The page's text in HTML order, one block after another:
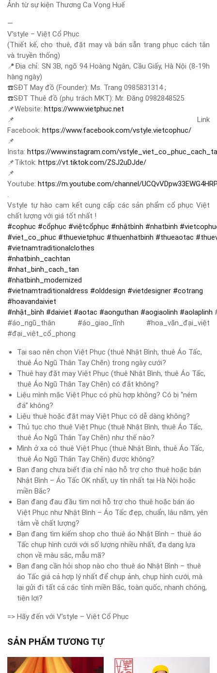
Ảnh từ sự kiện Thương Ca Vọng Huế
—
V’style – Việt Cổ Phục
(Thiết kế, cho thuê, đặt may và bán sẵn trang phục cách tân
và truyền thống)
📍 Địa chỉ: SN 3B, ngõ 94 Hoàng Ngân, Cầu Giấy, Hà Nội (8-19h
hàng ngày)
☎️SĐT May đồ (Founder): Ms. Trang 0985831314 ;
☎️SĐT Thuê đồ (phụ trách MKT): Mr. Đăng 0982848525
📌Website: https://www.vietphuc.net
📌 Link
Facebook: https://www.facebook.com/vstyle.vietcophuc/
📌
Insta: https://www.instagram.com/
📌Tiktok: https://vt.tiktok.com/ZSJ2uDJde/
📌
Youtube: https://m.youtube.com/channel/
.
Vstyle tự hào cam kết cung cấp các sản phẩm cổ phục Việt
chất lượng với giá tốt nhất !
#cophuc #cổphục #việtcổphục #nhậtbình #nhatbinh #
#viet_co_phuc #thuevietphuc #thuenhatbinh #thueaotac #
#vietnamtraditionalclothes
#nhatbinh_cachtan
#nhat_binh_cach_tan
#nhatbinh_modernized
#vietnamtraditionaldress #olddesign #vietdesigner #cotrang
#hoavandaiviet
#nhật_bình #daiviet #aotac #aonguthan #aogiaolinh #aolaplinh
#áo_ngũ_thân #áo_giao_lĩnh #hoa_văn_đại_việt
#đại_việt_cổ_phong
Tại sao nên chọn Việt Phục (thuê Nhật Bình, thuê Áo Tấc,
thuê Áo Ngũ Thân Tay Chẽn) trong ngày cưới?
Thuê hay đặt may Việt Phục (thuê Nhật Bình, thuê Áo Tấc,
thuê Áo Ngũ Thân Tay Chẽn) có đắt không?
Liệu mình mặc Việt Phục có phù hợp không? Có bị “ném
đá” không?
Liệu thuê hoặc đặt may Việt Phục có dễ dàng không?
Thủ tục cho thuê Việt Phục (thuê Nhật Bình, thuê Áo Tấc,
thuê Áo Ngũ Thân Tay Chẽn) như thế nào?
Mình ở xa có thuê Việt Phục (thuê Nhật Bình, thuê Áo Tấc,
thuê Áo Ngũ Thân Tay Chẽn) được không?
Bạn đang chưa biết địa chỉ nào hỗ trợ cho thuê hoặc bán
Nhật Bình – Áo Tấc OK nhất, uy tín nhất tại Hà Nội hoặc
miền Bắc?
Bạn đang đau đầu tìm nơi hỗ trợ cho thuê hoặc bán áo
Việt Phục như Nhật Bình – Áo Tấc đẹp, chuẩn, lâu năm, yên
tâm về chất lượng?
Bạn đang tìm kiếm shop cho thuê áo Nhật Bình – thuê áo
Tấc chụp hình cưới với số lượng nhiều nhất, đa dạng lựa
chọn về màu sắc, mẫu mã?
Bạn đang cần hỏi shop nào cho thuê áo Nhật Bình – thuê
áo Tấc giá cả hợp lý nhất để chụp ảnh, chụp hình cưới, mà
lại gửi đi tất cả các tỉnh miền Bắc, toàn quốc, nhanh chóng,
tiện lợi?
=> Hãy đến với V’style – Việt Cổ Phục
SẢN PHẨM TƯƠNG TỰ